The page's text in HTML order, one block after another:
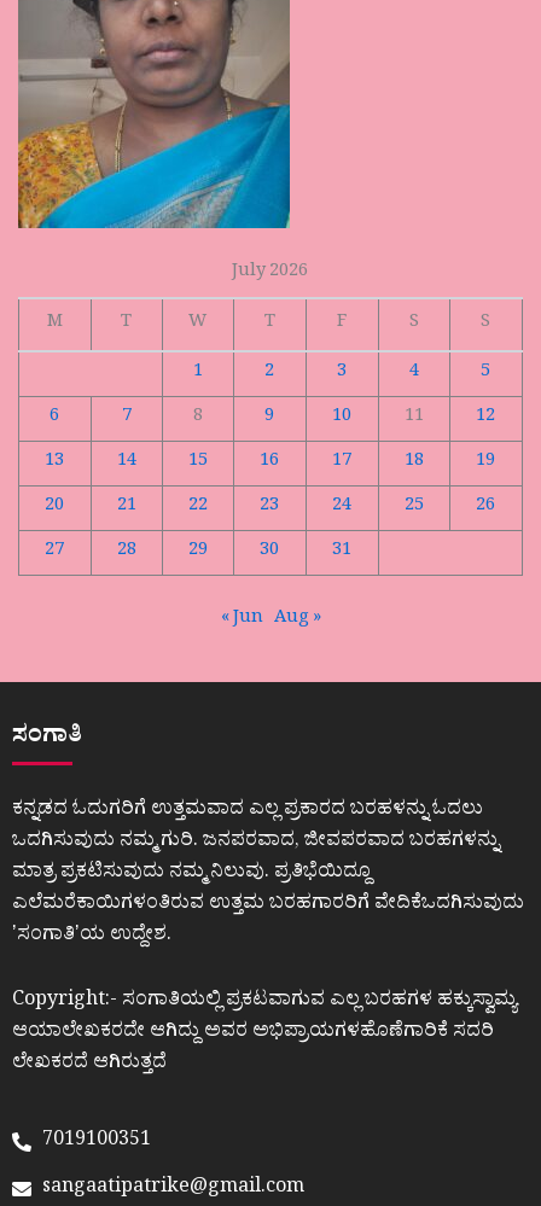
July 2026
M
T W T F S
S
1
2 3 4
5
6
7 8 9 10 11
12
13
14 15 16 17 18
19
20
21 22 23 24 25
26
27
28 29 30 31
« Jun Aug »
ಸಂಗಾತಿ
ಕನ್ನಡದ ಓದುಗರಿಗೆ ಉತ್ತಮವಾದ ಎಲ್ಲ ಪ್ರಕಾರದ ಬರಹಳನ್ನು ಓದಲು
ಒದಗಿಸುವುದು ನಮ್ಮ ಗುರಿ. ಜನಪರವಾದ, ಜೀವಪರವಾದ ಬರಹಗಳನ್ನು
ಮಾತ್ರ ಪ್ರಕಟಿಸುವುದು ನಮ್ಮ ನಿಲುವು. ಪ್ರತಿಭೆಯಿದ್ದೂ
ಎಲೆಮರೆಕಾಯಿಗಳಂತಿರುವ ಉತ್ತಮ ಬರಹಗಾರರಿಗೆ ವೇದಿಕೆಒದಗಿಸುವುದು
ʼಸಂಗಾತಿʼಯ ಉದ್ದೇಶ.
Copyright:- ಸಂಗಾತಿಯಲ್ಲಿ ಪ್ರಕಟವಾಗುವ ಎಲ್ಲ ಬರಹಗಳ ಹಕ್ಕುಸ್ವಾಮ್ಯ
ಆಯಾಲೇಖಕರದೇ ಆಗಿದ್ದು ಅವರ ಅಭಿಪ್ರಾಯಗಳಹೊಣೆಗಾರಿಕೆ ಸದರಿ
ಲೇಖಕರದೆ ಆಗಿರುತ್ತದೆ
7019100351
sangaatipatrike@gmail.com